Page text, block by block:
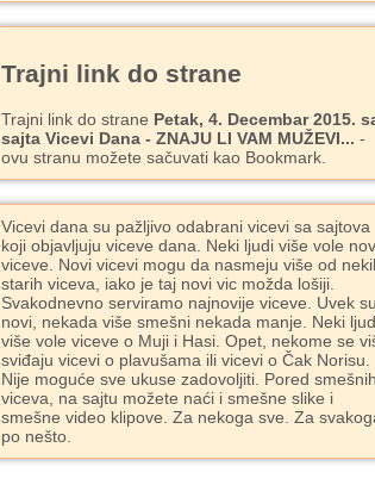
Trajni link do strane
Trajni link do strane Petak, 4. Decembar 2015.
sajta Vicevi Dana - ZNAJU LI VAM MUŽEVI... -
ovu stranu možete sačuvati kao Bookmark.
Vicevi dana su pažljivo odabrani vicevi sa sajtova
koji objavljuju viceve dana. Neki ljudi više vole
viceve. Novi vicevi mogu da nasmeju više od
starih viceva, iako je taj novi vic možda lošiji.
Svakodnevno serviramo najnovije viceve. Uvek su
novi, nekada više smešni nekada manje. Neki
više vole viceve o Muji i Hasi. Opet, nekome se
sviđaju vicevi o plavušama ili vicevi o Čak Norisu.
Nije moguće sve ukuse zadovoljiti. Pored smešnih
viceva, na sajtu možete naći i smešne slike i
smešne video klipove. Za nekoga sve. Za
po nešto.